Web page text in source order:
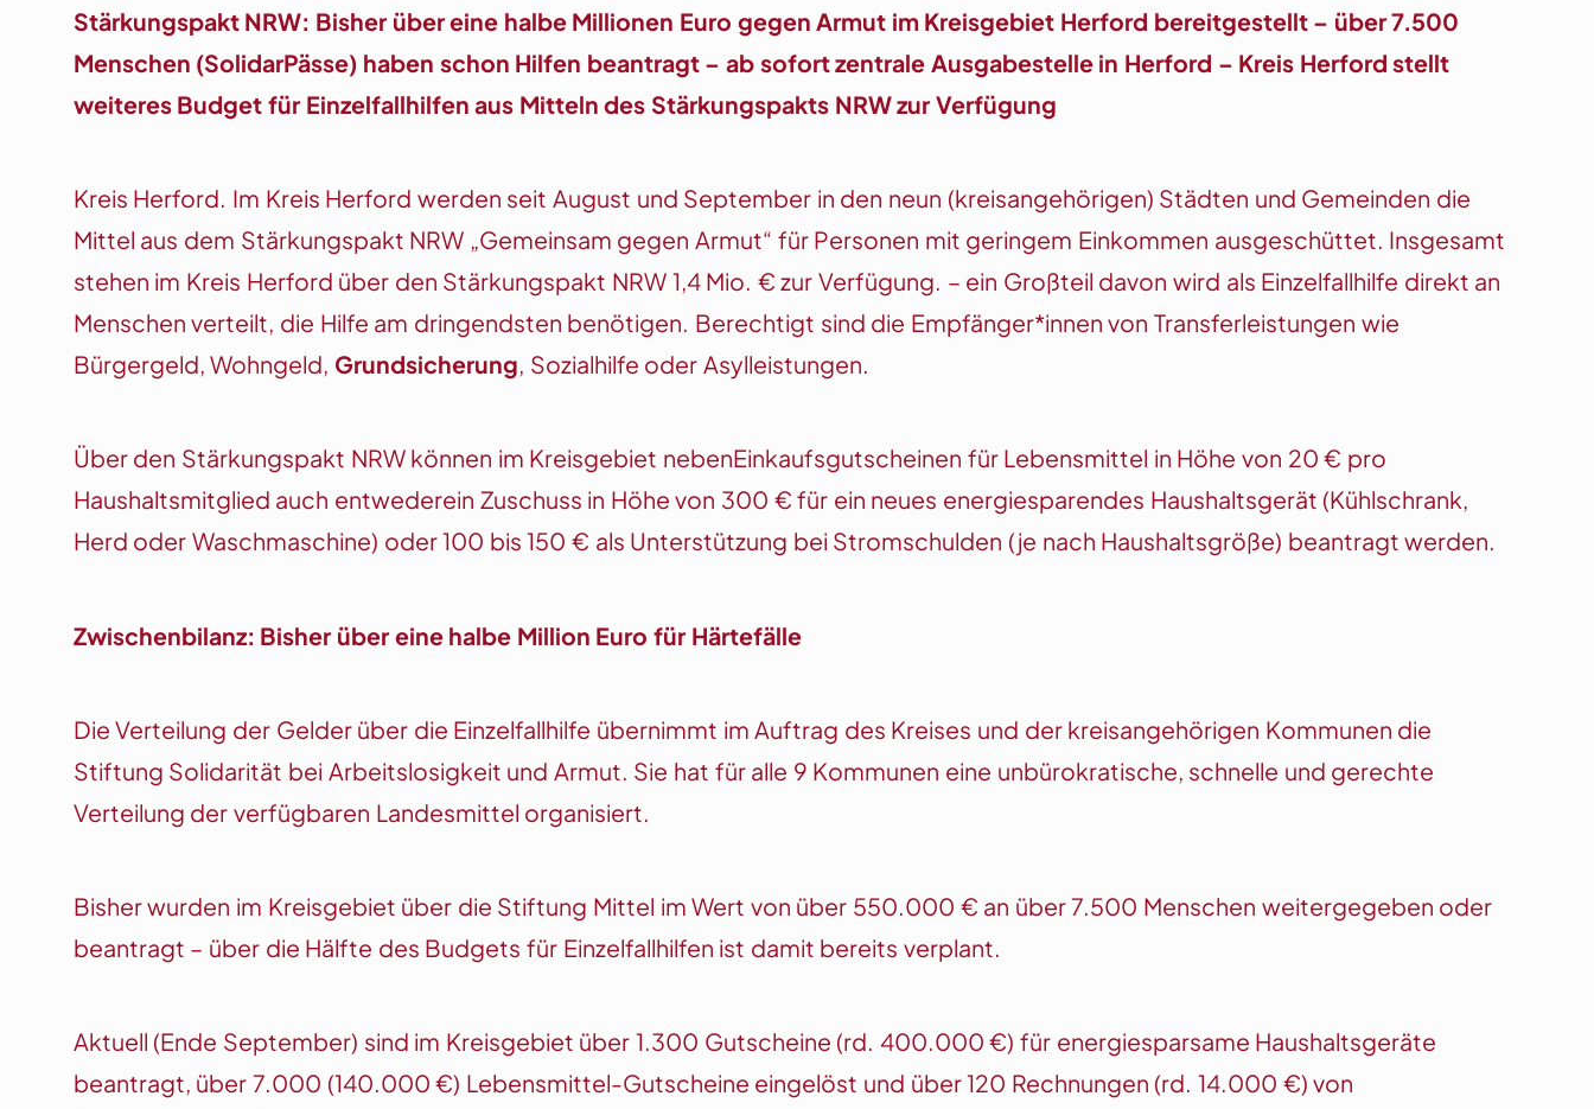
Stärkungspakt NRW: Bisher über eine halbe Millionen Euro gegen Armut im Kreisgebiet Herford bereitgestellt – über 7.500
Menschen (SolidarPässe) haben schon Hilfen beantragt – ab sofort zentrale Ausgabestelle in Herford – Kreis Herford stellt
weiteres Budget für Einzelfallhilfen aus Mitteln des Stärkungspakts NRW zur Verfügung
Kreis Herford. Im Kreis Herford werden seit August und September in den neun (kreisangehörigen) Städten und Gemeinden die
Mittel aus dem Stärkungspakt NRW „Gemeinsam gegen Armut“ für Personen mit geringem Einkommen ausgeschüttet. Insgesamt
stehen im Kreis Herford über den Stärkungspakt NRW 1,4 Mio. € zur Verfügung. – ein Großteil davon wird als Einzelfallhilfe direkt an
Menschen verteilt, die Hilfe am dringendsten benötigen. Berechtigt sind die Empfänger*innen von Transferleistungen wie
Bürgergeld, Wohngeld, Grundsicherung, Sozialhilfe oder Asylleistungen.
Über den Stärkungspakt NRW können im Kreisgebiet nebenEinkaufsgutscheinen für Lebensmittel in Höhe von 20 € pro
Haushaltsmitglied auch entwederein Zuschuss in Höhe von 300 € für ein neues energiesparendes Haushaltsgerät (Kühlschrank,
Herd oder Waschmaschine) oder 100 bis 150 € als Unterstützung bei Stromschulden (je nach Haushaltsgröße) beantragt werden.
Zwischenbilanz: Bisher über eine halbe Million Euro für Härtefälle
Die Verteilung der Gelder über die Einzelfallhilfe übernimmt im Auftrag des Kreises und der kreisangehörigen Kommunen die
Stiftung Solidarität bei Arbeitslosigkeit und Armut. Sie hat für alle 9 Kommunen eine unbürokratische, schnelle und gerechte
Verteilung der verfügbaren Landesmittel organisiert.
Bisher wurden im Kreisgebiet über die Stiftung Mittel im Wert von über 550.000 € an über 7.500 Menschen weitergegeben oder
beantragt – über die Hälfte des Budgets für Einzelfallhilfen ist damit bereits verplant.
Aktuell (Ende September) sind im Kreisgebiet über 1.300 Gutscheine (rd. 400.000 €) für energiesparsame Haushaltsgeräte
beantragt, über 7.000 (140.000 €) Lebensmittel-Gutscheine eingelöst und über 120 Rechnungen (rd. 14.000 €) von